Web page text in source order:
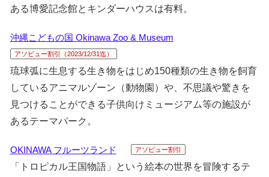
ある博愛記念館とキンダーハウスは有料。
沖縄こどもの国 Okinawa Zoo & Museum
アソビュー割引（2023/12/31迄）
琉球弧に生息する生き物をはじめ150種類の生き物を飼育
しているアニマルゾーン（動物園）や、不思議や驚きを
見つけることができる子供向けミュージアム等の施設が
あるテーマパーク。
OKINAWA フルーツランド アソビュー割引
「トロピカル王国物語」という絵本の世界を冒険するテ